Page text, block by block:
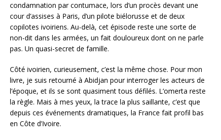
condamnation par contumace, lors d’un procès devant une
cour d’assises à Paris, d’un pilote biélorusse et de deux
copilotes ivoiriens. Au-delà, cet épisode reste une sorte de
non-dit dans les armées, un fait douloureux dont on ne parle
pas. Un quasi-secret de famille.
Côté ivoirien, curieusement, c’est la même chose. Pour mon
livre, je suis retourné à Abidjan pour interroger les acteurs de
l’époque, et ils se sont quasiment tous défilés. L’omerta reste
la règle. Mais à mes yeux, la trace la plus saillante, c’est que
depuis ces événements dramatiques, la France fait profil bas
en Côte d’Ivoire.